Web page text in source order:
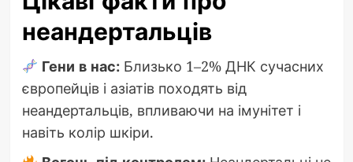
неандертальців
Гени в нас: Близько 1–2% ДНК сучасних
європейців і азіатів походять від
неандертальців, впливаючи на імунітет і
навіть колір шкіри.